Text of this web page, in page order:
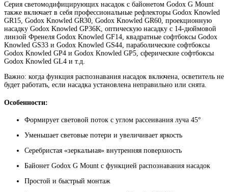
Серия светомодифицирующих насадок с байонетом Godox G Mount
также включает в себя профессиональные рефлекторы Godox Knowled
GR15, Godox Knowled GR30, Godox Knowled GR60, проекционную
насадку Godox Knowled GP36K, оптическую насадку с 14-дюймовой
линзой Френеля Godox Knowled GF14, квадратные софтбоксы Godox
Knowled GS33 и Godox Knowled GS44, параболические софтбоксы
Godox Knowled GP4 и Godox Knowled GP5, сферические софтбоксы
Godox Knowled GL4 и т.д.
Важно: когда функция распознавания насадок включена, осветитель не
будет работать, если насадка установлена неправильно или снята.
Особенности:
Формирует световой поток с углом рассеивания луча 45°
Уменьшает световые потери и увеличивает яркость
Серебристая «зеркальная» внутренняя поверхность
Байонет Godox G Mount с функцией распознавания насадок
Простой и быстрый монтаж